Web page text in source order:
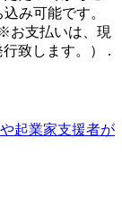
み可能です。
お支払いは、現
致します。） .
起業家支援者が